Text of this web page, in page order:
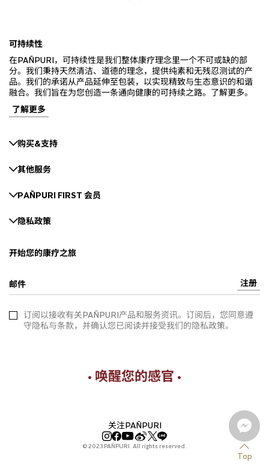
Top
可持续性
在PAÑPURI，可持续性是我们整体康疗理念里一个不可或缺的部
分。我们秉持天然清洁、道德的理念，提供纯素和无残忍测试的产
品。我们的承诺从产品延伸至包装，以实现精致与生态意识的和谐
融合。我们旨在为您创造一条通向健康的可持续之路。了解更多。
了解更多
购买&支持
其他服务
PAÑPURI FIRST 会员
隐私政策
开始您的康疗之旅
邮件 注册
订阅以接收有关PAÑPURI产品和服务资讯。订阅后，您同意遵
守隐私与条款，并确认您已阅读并接受我们的隐私政策。
• 唤醒您的感官 •
关注PAÑPURI
© 2023 PAÑPURI. All rights reserved.